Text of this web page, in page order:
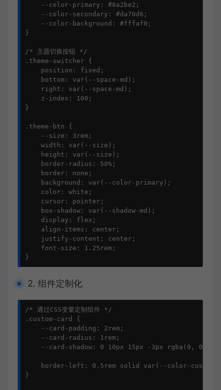
    --color-primary: #8a2be2;
    --color-secondary: #da70d6;
    --color-background: #fffaf0;
}
/* 主题切换按钮 */
.theme-switcher {
    position: fixed;
    bottom: var(--space-md);
    right: var(--space-md);
    z-index: 100;
}
.theme-btn {
    --size: 3rem;
    width: var(--size);
    height: var(--size);
    border-radius: 50%;
    border: none;
    background: var(--color-primary);
    color: white;
    cursor: pointer;
    box-shadow: var(--shadow-md);
    display: flex;
    align-items: center;
    justify-content: center;
    font-size: 1.25rem;
}
2. 组件定制化
/* 通过CSS变量定制组件 */
.custom-card {
    --card-padding: 2rem;
    --card-radius: 1rem;
--card-shadow: 0 10px 15px -3px rgba(0, 0, 0,
border-left: 0.5rem solid var(--color-
}